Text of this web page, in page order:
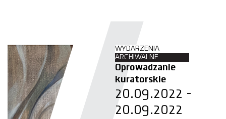
WYDARZENIA
ARCHIWALNE
Oprowadzanie
kuratorskie
20.09.2022 -
20.09.2022